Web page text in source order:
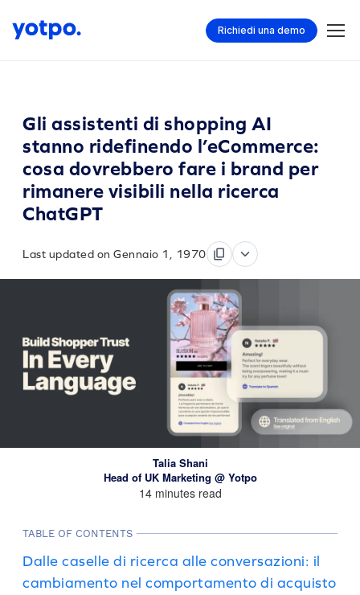
Richiedi una demo
Gli assistenti di shopping AI
stanno ridefinendo l’eCommerce:
cosa dovrebbero fare i brand per
rimanere visibili nella ricerca
ChatGPT
Last updated on Gennaio 1, 1970
Talia Shani
Head of UK Marketing @ Yotpo
14 minutes read
TABLE OF CONTENTS
Dalle caselle di ricerca alle conversazioni: il
cambiamento nel comportamento di acquisto